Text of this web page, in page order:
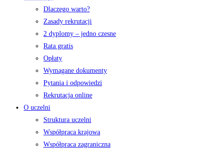
Dlaczego warto?
Zasady rekrutacji
2 dyplomy – jedno czesne
Rata gratis
Opłaty
Wymagane dokumenty
Pytania i odpowiedzi
Rekrutacja online
O uczelni
Struktura uczelni
Współpraca krajowa
Współpraca zagraniczna